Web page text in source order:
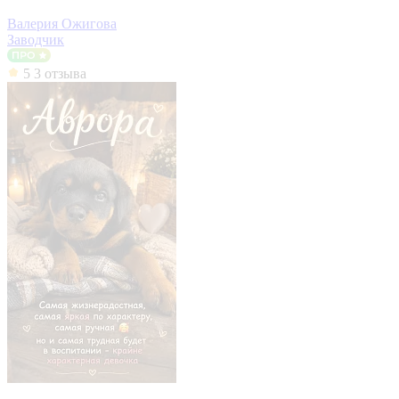
Валерия Ожигова
Заводчик
5 3 отзыва